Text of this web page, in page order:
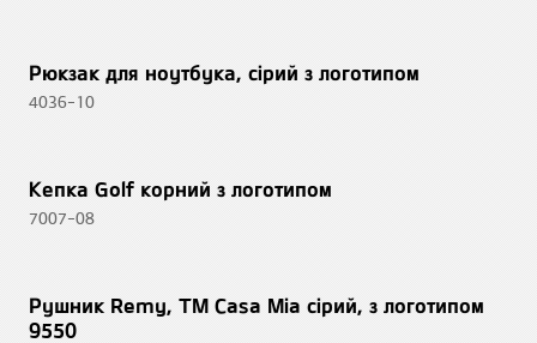
Рюкзак для ноутбука, сірий з логотипом
4036-10
Кепка Golf корний з логотипом
7007-08
Рушник Remy, TM Casa Mia сірий, з логотипом
9550